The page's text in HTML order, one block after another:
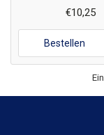
€10,25
Bestellen